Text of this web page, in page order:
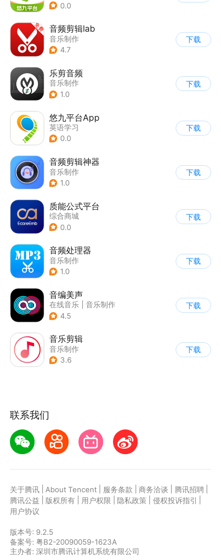
0.0
音频剪辑lab
音乐制作
4.7
下载
乐剪音频
音乐制作
1.0
下载
悠九平台App
英语学习
0.0
下载
音频剪辑神器
音乐制作
1.0
下载
质能公式平台
综合商城
0.0
下载
音频处理器
音乐制作
1.0
下载
音编美声
在线音乐
音乐制作
4.5
下载
音乐剪辑
音乐制作
3.6
下载
联系我们
关于腾讯 About Tencent 服务条款 商务洽谈 腾讯招聘
腾讯公益
版权所有 用户权限 隐私政策 侵权投诉指引
用户协议
版本号: 9.2.5
备案号: 粤B2-20090059-1623A
主办者: 深圳市腾讯计算机系统有限公司